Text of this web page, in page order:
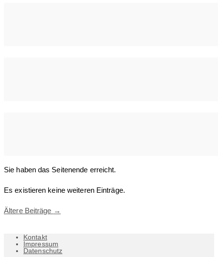
Sie haben das Seitenende erreicht.
Es existieren keine weiteren Einträge.
Ältere Beiträge →
Kontakt
Impressum
Datenschutz